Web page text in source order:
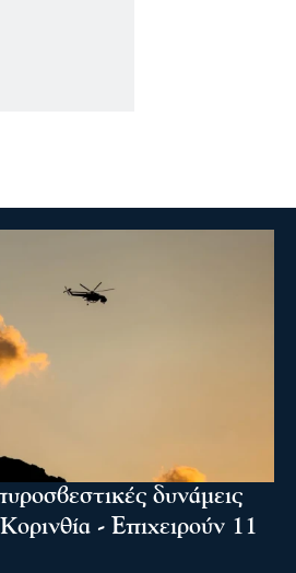
δυνάμεις
- Επιχειρούν 11